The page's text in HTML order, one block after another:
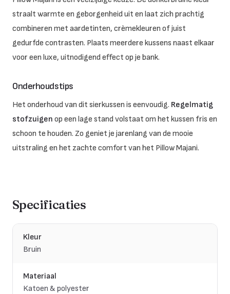
straalt warmte en geborgenheid uit en laat zich prachtig
combineren met aardetinten, crèmekleuren of juist
gedurfde contrasten. Plaats meerdere kussens naast elkaar
voor een luxe, uitnodigend effect op je bank.
Onderhoudstips
Het onderhoud van dit sierkussen is eenvoudig. Regelmatig
stofzuigen op een lage stand volstaat om het kussen fris en
schoon te houden. Zo geniet je jarenlang van de mooie
uitstraling en het zachte comfort van het Pillow Majani.
Specificaties
Kleur
Bruin
Materiaal
Katoen & polyester